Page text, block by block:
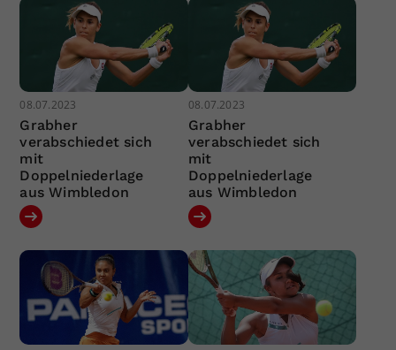
08.07.2023
Grabher
verabschiedet sich
mit
Doppelniederlage
aus Wimbledon
08.07.2023
Grabher
verabschiedet sich
mit
Doppelniederlage
aus Wimbledon